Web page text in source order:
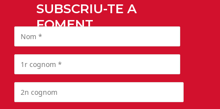
SUBSCRIU-TE A
FOMENT